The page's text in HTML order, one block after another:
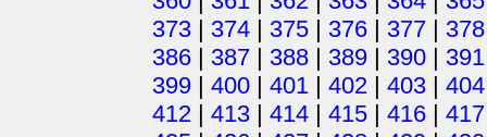
373 | 374 | 375 | 376 | 377 | 378
386 | 387 | 388 | 389 | 390 | 391
399 | 400 | 401 | 402 | 403 | 404
412 | 413 | 414 | 415 | 416 | 417